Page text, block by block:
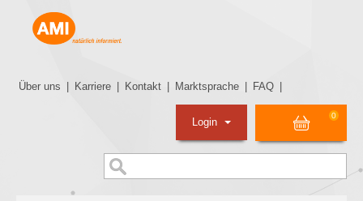
Über uns Karriere Kontakt Marktsprache FAQ
0
Login